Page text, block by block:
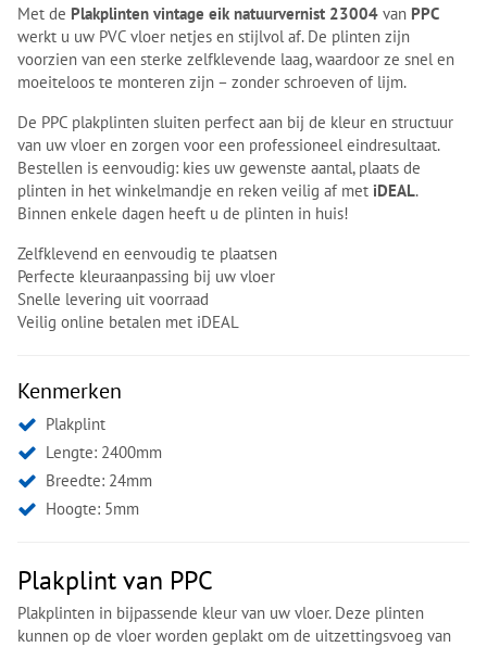
Met de Plakplinten vintage eik natuurvernist 23004 van PPC
werkt u uw PVC vloer netjes en stijlvol af. De plinten zijn
voorzien van een sterke zelfklevende laag, waardoor ze snel en
moeiteloos te monteren zijn – zonder schroeven of lijm.
De PPC plakplinten sluiten perfect aan bij de kleur en structuur
van uw vloer en zorgen voor een professioneel eindresultaat.
Bestellen is eenvoudig: kies uw gewenste aantal, plaats de
plinten in het winkelmandje en reken veilig af met iDEAL.
Binnen enkele dagen heeft u de plinten in huis!
Zelfklevend en eenvoudig te plaatsen
Perfecte kleuraanpassing bij uw vloer
Snelle levering uit voorraad
Veilig online betalen met iDEAL
Kenmerken
Plakplint
Lengte: 2400mm
Breedte: 24mm
Hoogte: 5mm
Plakplint van PPC
Plakplinten in bijpassende kleur van uw vloer. Deze plinten
kunnen op de vloer worden geplakt om de uitzettingsvoeg van